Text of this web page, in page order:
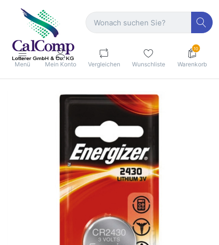
Menü Mein Konto Vergleichen Wunschliste
10
Warenkorb